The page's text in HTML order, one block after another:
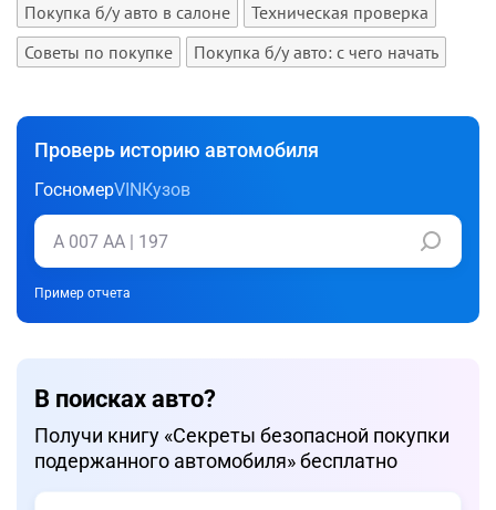
Покупка б/у авто в салоне
Техническая проверка
Советы по покупке
Покупка б/у авто: с чего начать
Проверь историю автомобиля
ГосномерVIN Кузов
Пример отчета
В поисках авто?
Получи книгу «Cекреты безопасной покупки
подержанного автомобиля» бесплатно